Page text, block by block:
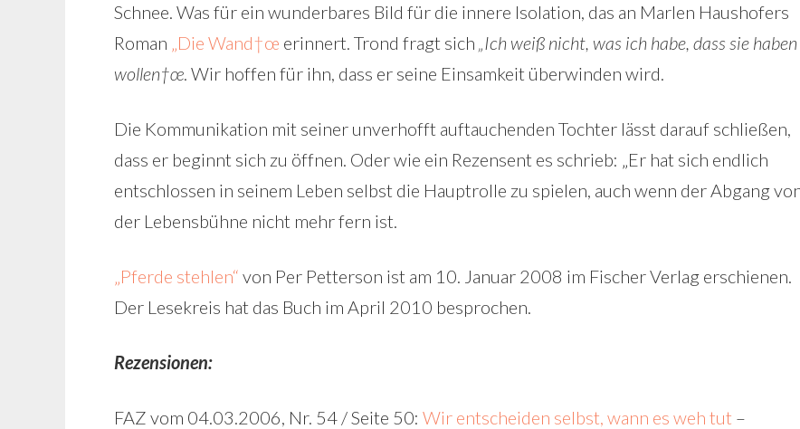
Schnee. Was für ein wunderbares Bild für die innere Isolation, das an Marlen Haushofers
Roman „Die Wand†œ erinnert. Trond fragt sich „Ich weiß nicht, was ich habe, dass sie haben
wollen†œ. Wir hoffen für ihn, dass er seine Einsamkeit überwinden wird.
Die Kommunikation mit seiner unverhofft auftauchenden Tochter lässt darauf schließen,
dass er beginnt sich zu öffnen. Oder wie ein Rezensent es schrieb: „Er hat sich endlich
entschlossen in seinem Leben selbst die Hauptrolle zu spielen, auch wenn der Abgang
der Lebensbühne nicht mehr fern ist.
„Pferde stehlen“ von Per Petterson ist am 10. Januar 2008 im Fischer Verlag erschienen.
Der Lesekreis hat das Buch im April 2010 besprochen.
Rezensionen:
FAZ vom 04.03.2006, Nr. 54 / Seite 50: Wir entscheiden selbst, wann es weh tut –